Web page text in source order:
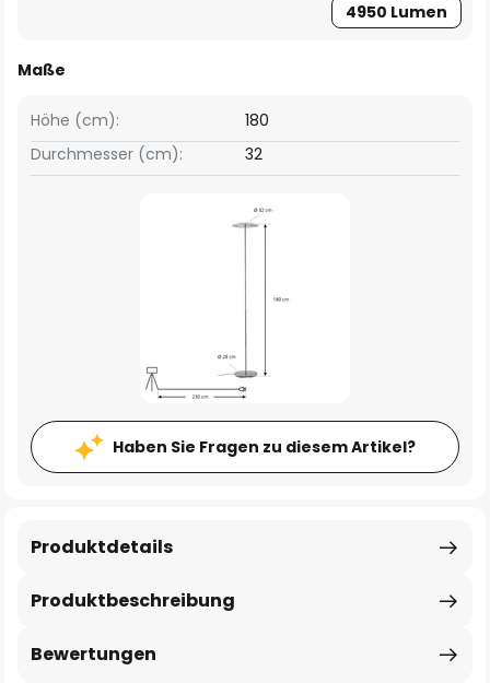
4950 Lumen
Maße
Höhe (cm):
180
Durchmesser (cm):
32
Haben Sie Fragen zu diesem Artikel?
Produktbeschreibung
Produktdetails
Bewertungen